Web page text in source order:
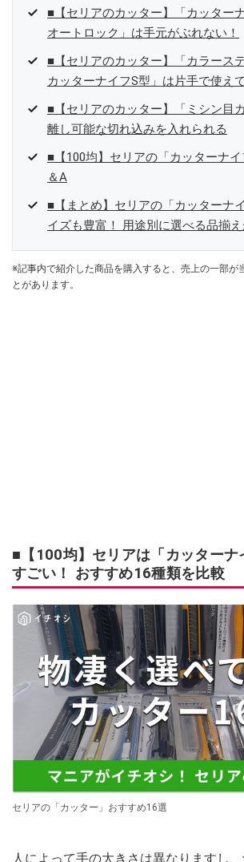
■【セリアのカッター】「カッター
オートロック」は手元がぶれない！
■【セリアのカッター】「カラース
カッターナイフS型」は片手で使え
■【セリアのカッター】「ミシン目
離し可能な切れ込みを入れられる
■【100均】セリアの「カッターナ
＆A
■【まとめ】セリアの「カッターナ
イズも豊富！ 用途別に選べる品揃
※記事内で紹介した商品を購入すると、売上の一部が
とがあります。
■【100均】セリアは「カッターナ
すごい！ おすすめ16種類を比較
セリアの「カッター」おすすめ16選
人によって手の大きさは異なりますし